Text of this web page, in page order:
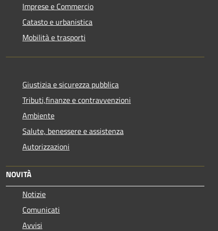
Imprese e Commercio
Catasto e urbanistica
Mobilità e trasporti
Giustizia e sicurezza pubblica
Tributi,finanze e contravvenzioni
Ambiente
Salute, benessere e assistenza
Autorizzazioni
NOVITÀ
Notizie
Comunicati
Avvisi